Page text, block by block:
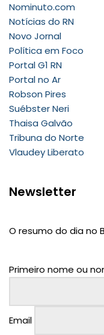
Nominuto.com
Notícias do RN
Novo Jornal
Política em Foco
Portal G1 RN
Portal no Ar
Robson Pires
Suébster Neri
Thaisa Galvão
Tribuna do Norte
Vlaudey Liberato
Newsletter
O resumo do dia no
Primeiro nome ou
Email